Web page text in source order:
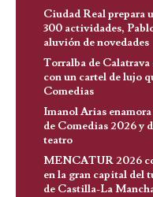
Ciudad Real prepara
300 actividades,
aluvión de novedades
Torralba de Calatrava
con un cartel de lujo
Comedias
Imanol Arias
de Comedias 2026 y
teatro
MENCATUR 2026
en la gran capital del
de Castilla-La